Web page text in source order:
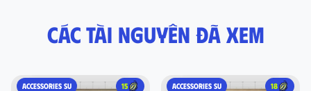
Các tài nguyên đã xem
ACCESSORIES SU 15 ACCESSORIES SU 18